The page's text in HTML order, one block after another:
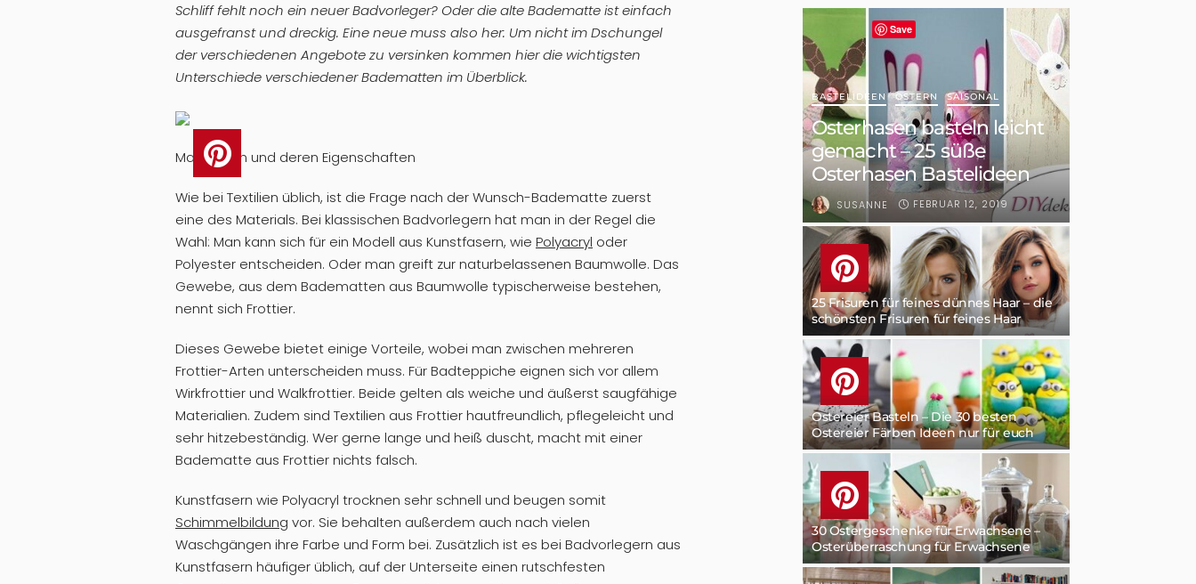
Schliff fehlt noch ein neuer Badvorleger? Oder die alte Badematte ist einfach
ausgefranst und dreckig. Eine neue muss also her: Um nicht im Dschungel
der verschiedenen Angebote zu versinken kommen hier die wichtigsten
Unterschiede verschiedener Badematten im Überblick.
Materialien und deren Eigenschaften
Wie bei Textilien üblich, ist die Frage nach der Wunsch-Badematte zuerst
eine des Materials. Bei klassischen Badvorlegern hat man in der Regel die
Wahl: Man kann sich für ein Modell aus Kunstfasern, wie Polyacryl oder
Polyester entscheiden. Oder man greift zur naturbelassenen Baumwolle. Das
Gewebe, aus dem Badematten aus Baumwolle typischerweise bestehen,
nennt sich Frottier.
Dieses Gewebe bietet einige Vorteile, wobei man zwischen mehreren
Frottier-Arten unterscheiden muss. Für Badteppiche eignen sich vor allem
Wirkfrottier und Walkfrottier. Beide gelten als weiche und äußerst saugfähige
Materialien. Zudem sind Textilien aus Frottier hautfreundlich, pflegeleicht und
sehr hitzebeständig. Wer gerne lange und heiß duscht, macht mit einer
Badematte aus Frottier nichts falsch.
Kunstfasern wie Polyacryl trocknen sehr schnell und beugen somit
Schimmelbildung vor. Sie behalten außerdem auch nach vielen
Waschgängen ihre Farbe und Form bei. Zusätzlich ist es bei Badvorlegern aus
Kunstfasern häufiger üblich, auf der Unterseite einen rutschfesten
Save
BASTELIDEEN OSTERN SAISONAL
Osterhasen basteln leicht
gemacht – 25 süße
Osterhasen Bastelideen
SUSANNE FEBRUAR 12, 2019
25 Frisuren für feines dünnes Haar – die
schönsten Frisuren für feines Haar
Ostereier Basteln – Die 30 besten
Ostereier Färben Ideen nur für euch
30 Ostergeschenke für Erwachsene –
Osterüberraschung für Erwachsene